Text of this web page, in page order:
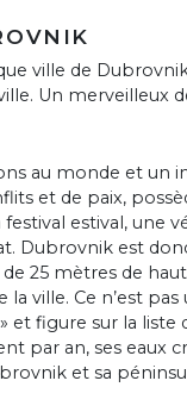
ville de
Un merveilleux
au monde et un
et de paix,
estival, une
Dubrovnik est
25 mètres de
la ville. Ce n’est
et figure sur la
par an, ses eaux
et sa